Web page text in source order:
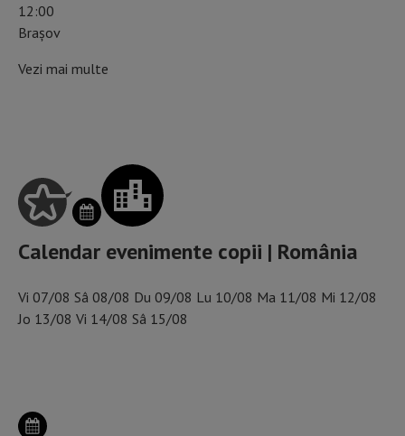
12:00
Brașov
Vezi mai multe
Calendar evenimente copii | România
Vi 07/08 Sâ 08/08 Du 09/08 Lu 10/08 Ma 11/08 Mi 12/08
Jo 13/08 Vi 14/08 Sâ 15/08